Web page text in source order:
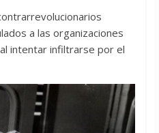
a las organizaciones
intentar infiltrarse por el